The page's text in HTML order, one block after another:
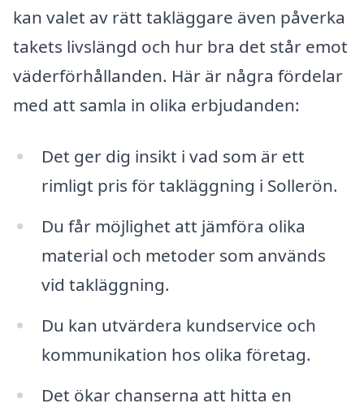
kan valet av rätt takläggare även påverka
takets livslängd och hur bra det står emot
väderförhållanden. Här är några fördelar
med att samla in olika erbjudanden:
Det ger dig insikt i vad som är ett
rimligt pris för takläggning i Sollerön.
Du får möjlighet att jämföra olika
material och metoder som används
vid takläggning.
Du kan utvärdera kundservice och
kommunikation hos olika företag.
Det ökar chanserna att hitta en